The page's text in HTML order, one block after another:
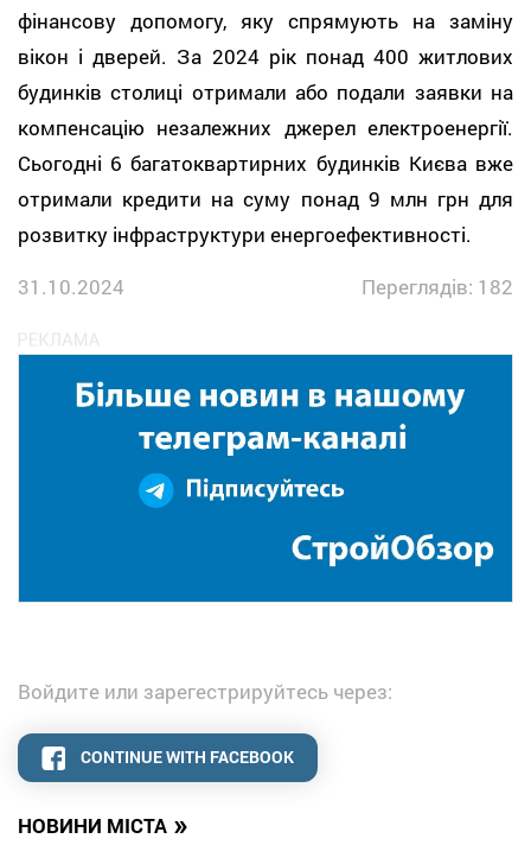
НОВИНИ МІСТА »
фінансову допомогу, яку спрямують на заміну
вікон і дверей. За 2024 рік понад 400 житлових
будинків столиці отримали або подали заявки на
компенсацію незалежних джерел електроенергії.
Сьогодні 6 багатоквартирних будинків Києва вже
отримали кредити на суму понад 9 млн грн для
розвитку інфраструктури енергоефективності.
31.10.2024
Переглядів: 182
Войдите или зарегестрируйтесь через:
CONTINUE WITH FACEBOOK